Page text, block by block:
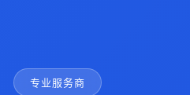
专业服务商